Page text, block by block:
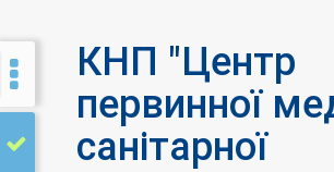
КНП "Центр
первинної
санітарної